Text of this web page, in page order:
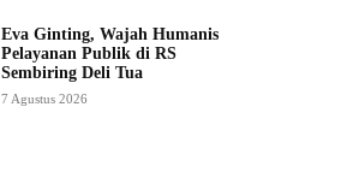
Eva Ginting, Wajah Humanis
Pelayanan Publik di RS
Sembiring Deli Tua
7 Agustus 2026